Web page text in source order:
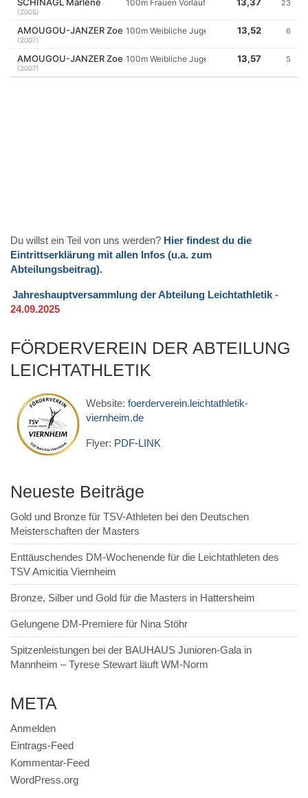
Du willst ein Teil von uns werden? Hier findest du die
Eintrittserklärung mit allen Infos (u.a. zum
Abteilungsbeitrag).
Jahreshauptversammlung der Abteilung Leichtathletik -
24.09.2025
FÖRDERVEREIN DER ABTEILUNG
LEICHTATHLETIK
Website: foerderverein.leichtathletik-
viernheim.de
Flyer: PDF-LINK
Neueste Beiträge
Gold und Bronze für TSV-Athleten bei den Deutschen
Meisterschaften der Masters
Enttäuschendes DM-Wochenende für die Leichtathleten des
TSV Amicitia Viernheim
Bronze, Silber und Gold für die Masters in Hattersheim
Gelungene DM-Premiere für Nina Stöhr
Spitzenleistungen bei der BAUHAUS Junioren-Gala in
Mannheim – Tyrese Stewart läuft WM-Norm
META
Anmelden
Eintrags-Feed
Kommentar-Feed
WordPress.org